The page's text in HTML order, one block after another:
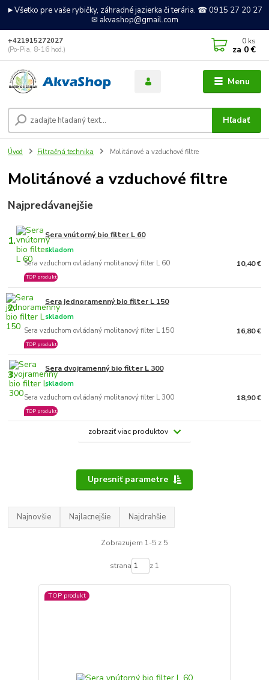
►Všetko pre vaše rybičky, záhradné jazierka či terária. ☎ 0915 27 20 27
✉ akvashop@gmail.com
Menu
Hľadať
+421915272027
(Po-Pia, 8-16 hod.)
0 ks
za 0 €
Úvod Filtračná technika Molitánové a vzduchové filtre
Molitánové a vzduchové filtre
Najpredávanejšie
1. Sera vnútorný bio filter L 60
Sera vzduchom ovládaný molitanový filter L 60
skladom
TOP produkt
10,40 €
2. Sera jednoramenný bio filter L 150
Sera vzduchom ovládaný molitanový filter L 150
skladom
TOP produkt
16,80 €
3. Sera dvojramenný bio filter L 300
Sera vzduchom ovládaný molitanový filter L 300
skladom
TOP produkt
18,90 €
zobraziť viac produktov
Upresniť parametre
Najnovšie Najlacnejšie Najdrahšie
Zobrazujem 1-5 z 5
strana z 1
TOP produkt